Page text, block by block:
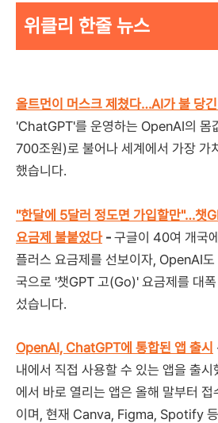
위클리 한줄 뉴스
올트먼이 머스크 제쳤다…AI가 불 당
'ChatGPT'를 운영하는 OpenAI의 몸
700조원)로 불어나 세계에서 가장 가
했습니다.
"한달에 5달러 정도면 가입할만"…챗
요금제 불붙었다- 구글이 40여 개국
플러스 요금제를 선보이자, OpenAI
국으로 '챗GPT 고(Go)' 요금제를 대
섰습니다.
OpenAI, ChatGPT에 통합된 앱 출시
내에서 직접 사용할 수 있는 앱을 출
에서 바로 열리는 앱은 올해 말부터 접
이며, 현재 Canva, Figma, Spotify